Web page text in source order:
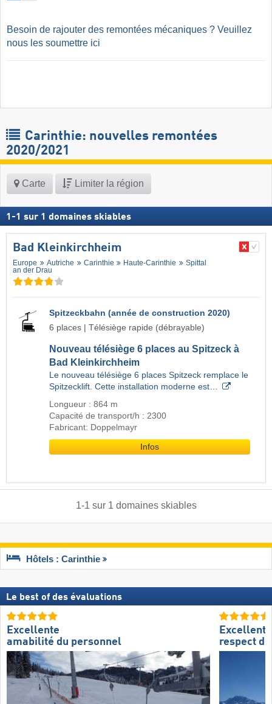
Besoin de rajouter des remontées mécaniques ? Veuillez
nous les soumettre ici
Carinthie: nouvelles remontées
2020/2021
Carte Limiter la région
1 -1 sur 1 domaines skiables
Bad Kleinkirchheim
Europe Autriche Carinthie Haute-Carinthie
Spittal
an der Drau
Spitzeckbahn (année de construction 2020)
6 places | Télésiège rapide (débrayable)
Nouveau télésiège 6 places au Spitzeck à
Bad Kleinkirchheim
Le nouveau télésiège 6 places Spitzeck remplace le
Spitzecklift. Cette installation moderne est…
Longueur : 864 m
Capacité de transport/h : 2300
Fabricant: Doppelmayr
Infos
1-1 sur 1 domaines skiables
Hôtels : Carinthie
Le best of des évaluations
Excellente
amabilité du personnel
Excellent
respect